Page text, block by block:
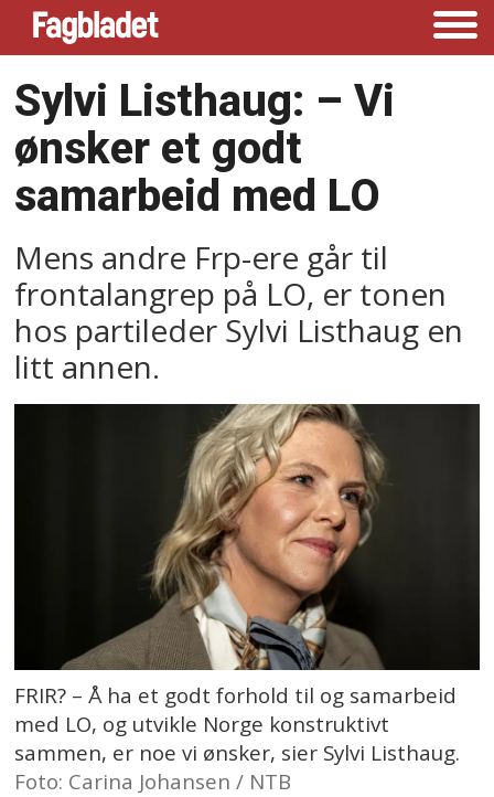
Sylvi Listhaug: –⁠ Vi
ønsker et godt
samarbeid med LO
Mens andre Frp-ere går til
frontalangrep på LO, er tonen
hos partileder Sylvi Listhaug en
litt annen.
FRIR? – Å ha et godt forhold til og samarbeid
med LO, og utvikle Norge konstruktivt
sammen, er noe vi ønsker, sier Sylvi Listhaug.
Foto: Carina Johansen / NTB